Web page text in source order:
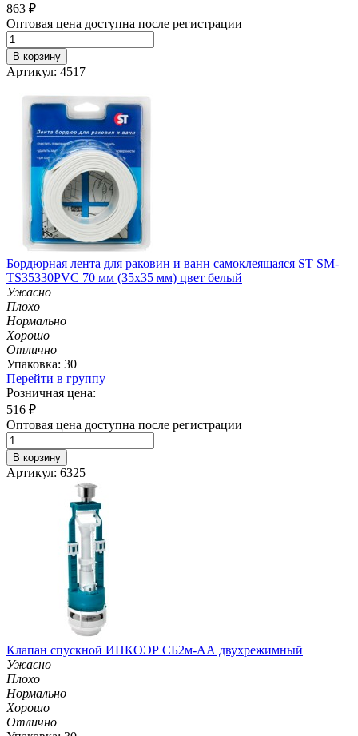
863 ₽
Оптовая цена доступна после регистрации
В корзину
Артикул: 4517
Бордюрная лента для раковин и ванн самоклеящаяся ST SM-
TS35330PVC 70 мм (35х35 мм) цвет белый
Ужасно
Плохо
Нормально
Хорошо
Отлично
Упаковка: 30
Перейти в группу
Розничная цена:
516 ₽
Оптовая цена доступна после регистрации
В корзину
Артикул: 6325
Клапан спускной ИНКОЭР СБ2м-АА двухрежимный
Ужасно
Плохо
Нормально
Хорошо
Отлично